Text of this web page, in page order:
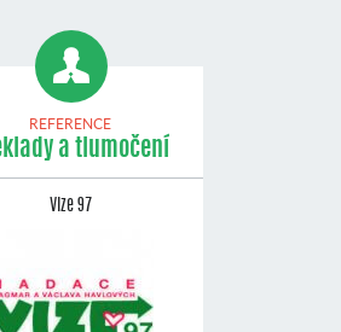
REFERENCE
a tlumočení
Vize 97